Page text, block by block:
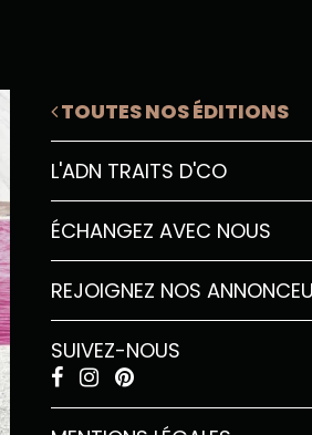
TOUTES NOS ÉDITIONS
L'ADN TRAITS D'CO
ÉCHANGEZ AVEC NOUS
REJOIGNEZ NOS
SUIVEZ-NOUS